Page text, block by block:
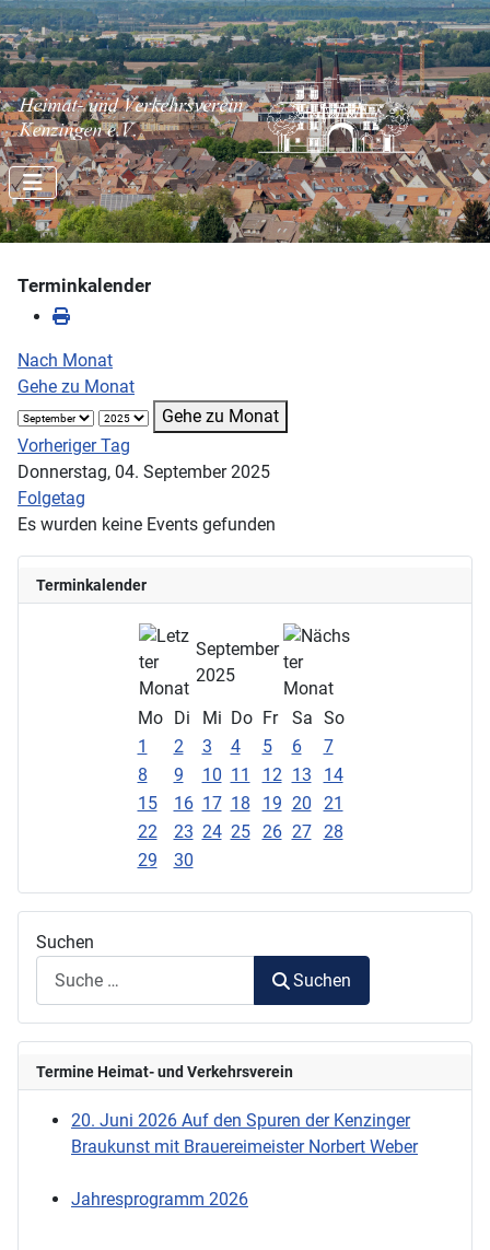
Terminkalender
September
2025
Mo Di Mi Do Fr Sa So
1
2 3 4 5 6
7
8
9 10 11 12 13
14
15
16 17 18 19 20
21
22
23 24 25 26 27
28
29
30
Suchen
Suchen
Termine Heimat- und Verkehrsverein
20. Juni 2026 Auf den Spuren der Kenzinger
Braukunst mit Brauereimeister Norbert Weber
Jahresprogramm 2026
Terminkalender
Nach Monat
Gehe zu Monat
Gehe zu Monat
Vorheriger Tag
Donnerstag, 04. September 2025
Folgetag
Es wurden keine Events gefunden